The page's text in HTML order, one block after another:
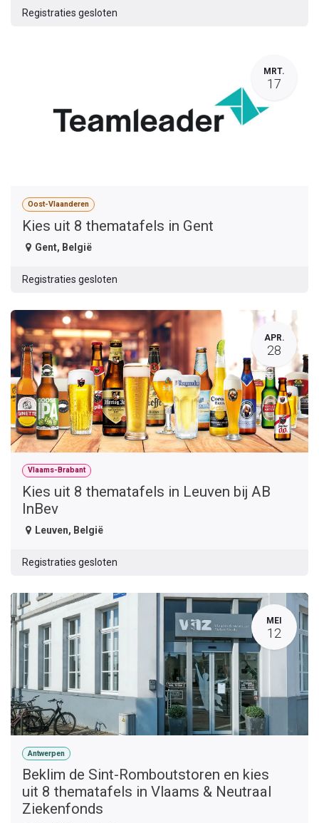
Registraties gesloten
MRT.
17
Oost-Vlaanderen
Kies uit 8 thematafels in Gent
Gent, België
Registraties gesloten
APR.
28
Vlaams-Brabant
Kies uit 8 thematafels in Leuven bij AB
InBev
Leuven, België
Registraties gesloten
MEI
12
Antwerpen
Beklim de Sint-Romboutstoren en kies
uit 8 thematafels in Vlaams & Neutraal
Ziekenfonds